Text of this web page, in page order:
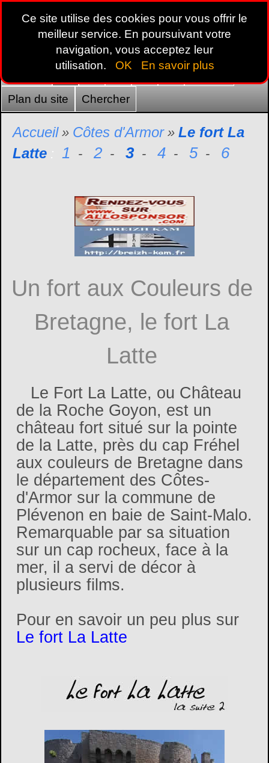
22 29 35 44 56 France
Plan du site Chercher
Accueil» Côtes d'Armor» Le fort La
Latte : 1 - 2 - 3 - 4 - 5 - 6
Un fort aux Couleurs de
Bretagne, le fort La
Latte
Le Fort La Latte, ou Château
de la Roche Goyon, est un
château fort situé sur la pointe
de la Latte, près du cap Fréhel
aux couleurs de Bretagne dans
le département des Côtes-
d'Armor sur la commune de
Plévenon en baie de Saint-Malo.
Remarquable par sa situation
sur un cap rocheux, face à la
mer, il a servi de décor à
plusieurs films.
Pour en savoir un peu plus sur
Le fort La Latte
Ce site utilise des cookies pour vous offrir le
meilleur service. En poursuivant votre
navigation, vous acceptez leur
utilisation.
OK En savoir plus